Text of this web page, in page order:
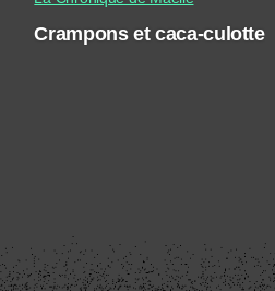
Crampons et caca-culotte